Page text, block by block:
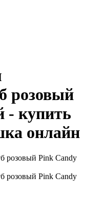
розовый
- купить
онлайн